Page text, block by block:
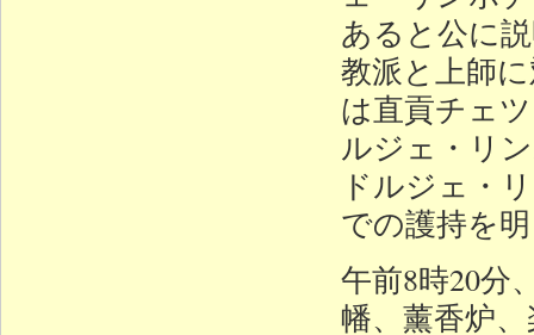
あると公に
教派と上師
は直貢チェ
ルジェ・リ
ドルジェ・
での護持を
午前8時20分
幡、薰香炉